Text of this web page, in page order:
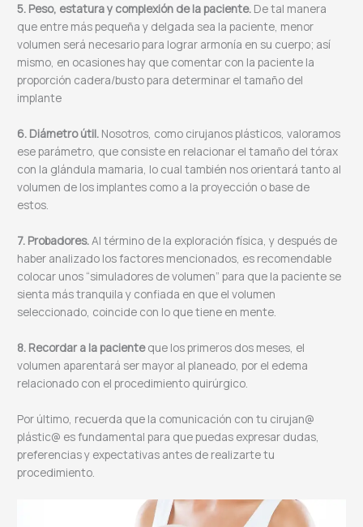
5. ⁠Peso, estatura y complexión de la paciente. De tal manera
que entre más pequeña y delgada sea la paciente, menor
volumen será necesario para lograr armonía en su cuerpo; así
mismo, en ocasiones hay que comentar con la paciente la
proporción cadera/busto para determinar el tamaño del
implante
6. ⁠Diámetro útil. Nosotros, como cirujanos plásticos, valoramos
ese parámetro, que consiste en relacionar el tamaño del tórax
con la glándula mamaria, lo cual también nos orientará tanto al
volumen de los implantes como a la proyección o base de
estos.
7. ⁠Probadores.Al término de la exploración física, y después de
haber analizado los factores mencionados, es recomendable
colocar unos “simuladores de volumen” para que la paciente se
sienta más tranquila y confiada en que el volumen
seleccionado, coincide con lo que tiene en mente.
8. ⁠Recordar a la pacienteque los primeros dos meses, el
volumen aparentará ser mayor al planeado, por el edema
relacionado con el procedimiento quirúrgico.
Por último, recuerda que la comunicación con tu cirujan@
plástic@ es fundamental para que puedas expresar dudas,
preferencias y expectativas antes de realizarte tu
procedimiento.